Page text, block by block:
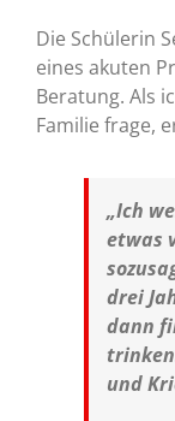
Die Schülerin
eines akuten
Beratung. Als
Familie frage,
„Ich
etwas
drei
dann
und